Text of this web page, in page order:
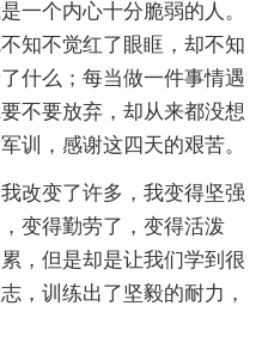
一个内心十分脆弱的人。
知不觉红了眼眶，却不知
什么；每当做一件事情遇
不要放弃，却从来都没想
训，感谢这四天的艰苦。
改变了许多，我变得坚强
变得勤劳了，变得活泼
，但是却是让我们学到很
，训练出了坚毅的耐力，